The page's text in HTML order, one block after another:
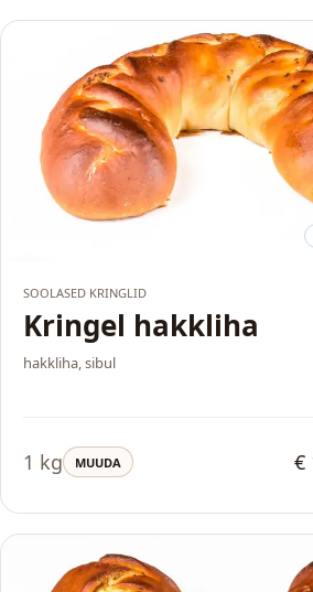
SOOLASED KRINGLID
Kringel hakkliha
hakkliha, sibul
1 kg MUUDA €